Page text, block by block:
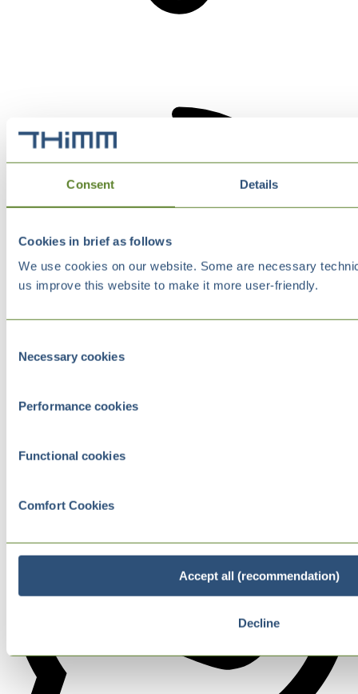
Consent Details
Cookies in brief as follows
We use cookies on our website. Some are necessary
us improve this website to make it more user-friendly.
Selection
Necessary cookies
Performance cookies
Functional cookies
Comfort Cookies
Accept all (recommendation)
Decline